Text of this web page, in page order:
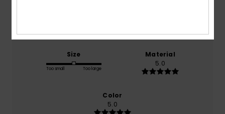
Size
Too small Too large
Material
5.0
Color
5.0